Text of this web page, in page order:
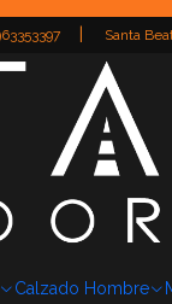
Santa
Calzado Hombre